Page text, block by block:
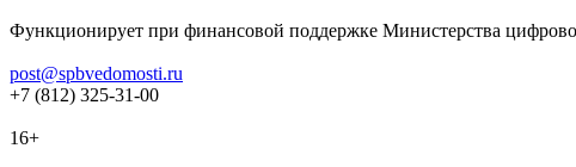
Функционирует при финансовой поддержке Министерства
post@spbvedomosti.ru
+7 (812) 325-31-00
16+